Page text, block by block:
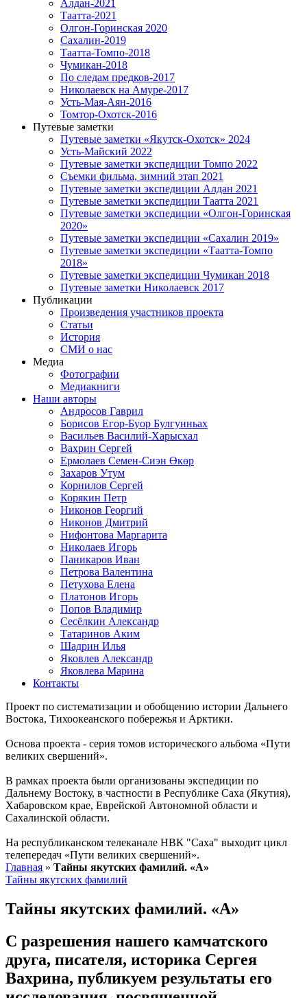
Алдан-2021
Таатта-2021
Олгон-Горинская 2020
Сахалин-2019
Таатта-Томпо-2018
Чумикан-2018
По следам предков-2017
Николаевск на Амуре-2017
Усть-Мая-Аян-2016
Томтор-Охотск-2016
Путевые заметки
Путевые заметки «Якутск-Охотск» 2024
Усть-Майский 2022
Путевые заметки экспедиции Томпо 2022
Съемки фильма, зимний этап 2021
Путевые заметки экспедиции Алдан 2021
Путевые заметки экспедиции Таатта 2021
Путевые заметки экспедиции «Олгон-Горинская
2020»
Путевые заметки экспедиции «Сахалин 2019»
Путевые заметки экспедиции «Таатта-Томпо
2018»
Путевые заметки экспедиции Чумикан 2018
Путевые заметки Николаевск 2017
Публикации
Произведения участников проекта
Статьи
История
СМИ о нас
Медиа
Фотографии
Медиакниги
Наши авторы
Андросов Гаврил
Борисов Егор-Буор Булгунньах
Васильев Василий-Харысхал
Вахрин Сергей
Ермолаев Семен-Сиэн Өкөр
Захаров Утум
Корнилов Сергей
Корякин Петр
Никонов Георгий
Никонов Дмитрий
Нифонтова Маргарита
Николаев Игорь
Паникаров Иван
Петрова Валентина
Петухова Елена
Платонов Игорь
Попов Владимир
Сесёлкин Александр
Татаринов Аким
Шадрин Илья
Яковлев Александр
Яковлева Марина
Контакты
Проект по систематизации и обобщению истории Дальнего
Востока, Тихоокеанского побережья и Арктики.
Основа проекта - серия томов исторического альбома «Пути
великих свершений».
В рамках проекта были организованы экспедиции по
Дальнему Востоку, в частности в Республике Саха (Якутия),
Хабаровском крае, Еврейской Автономной области и
Сахалинской области.
На республиканском телеканале НВК "Саха" выходит цикл
телепередач «Пути великих свершений».
Главная » Тайны якутских фамилий. «А»
Тайны якутских фамилий
Тайны якутских фамилий. «А»
С разрешения нашего камчатского
друга, писателя, историка Сергея
Вахрина, публикуем результаты его